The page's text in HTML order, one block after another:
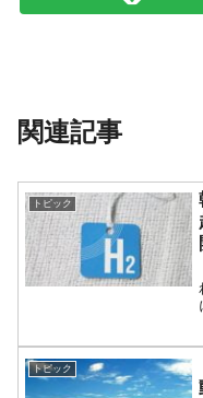
関連記事
トピック
トピック